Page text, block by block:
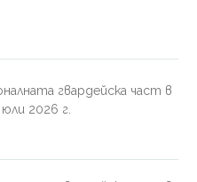
гвардейска част в
2026 г.